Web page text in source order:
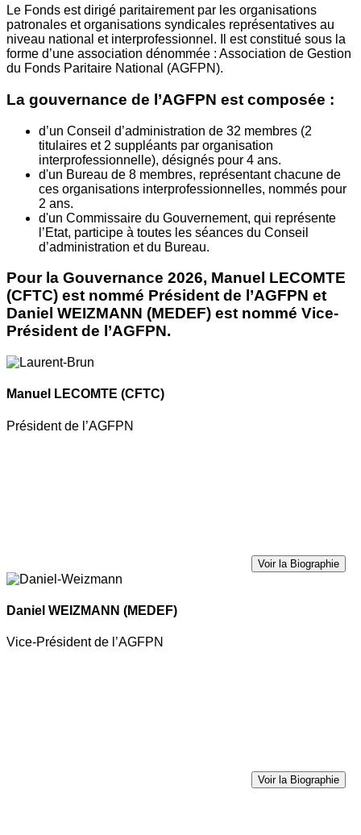
Le Fonds est dirigé paritairement par les organisations
patronales et organisations syndicales représentatives au
niveau national et interprofessionnel. Il est constitué sous la
forme d’une association dénommée : Association de Gestion
du Fonds Paritaire National (AGFPN).
La gouvernance de l’AGFPN est composée :
d’un Conseil d’administration de 32 membres (2
titulaires et 2 suppléants par organisation
interprofessionnelle), désignés pour 4 ans.
d'un Bureau de 8 membres, représentant chacune de
ces organisations interprofessionnelles, nommés pour
2 ans.
d'un Commissaire du Gouvernement, qui représente
l’Etat, participe à toutes les séances du Conseil
d’administration et du Bureau.
Pour la Gouvernance 2026, Manuel LECOMTE
(CFTC) est nommé Président de l’AGFPN et
Daniel WEIZMANN (MEDEF) est nommé Vice-
Président de l’AGFPN.
Manuel LECOMTE (CFTC)
Président de l’AGFPN
Voir la Biographie
Daniel WEIZMANN (MEDEF)
Vice-Président de l’AGFPN
Voir la Biographie